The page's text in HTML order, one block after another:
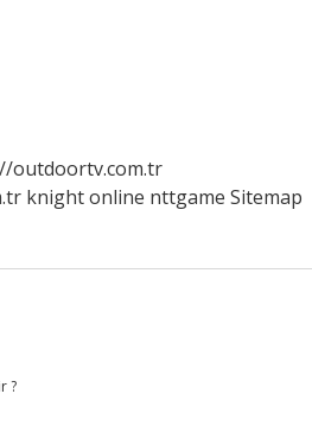
outdoortv.com.tr
knight online nttgame Sitemap
?